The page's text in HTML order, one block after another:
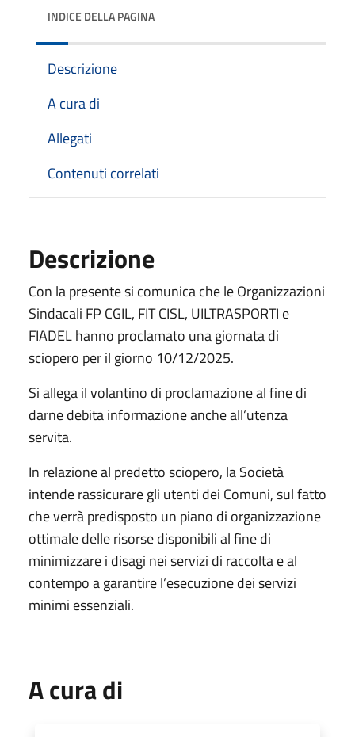
INDICE DELLA PAGINA
Descrizione
A cura di
Allegati
Contenuti correlati
Descrizione
Con la presente si comunica che le Organizzazioni
Sindacali FP CGIL, FIT CISL, UILTRASPORTI e
FIADEL hanno proclamato una giornata di
sciopero per il giorno 10/12/2025.
Si allega il volantino di proclamazione al fine di
darne debita informazione anche all’utenza
servita.
In relazione al predetto sciopero, la Società
intende rassicurare gli utenti dei Comuni, sul fatto
che verrà predisposto un piano di organizzazione
ottimale delle risorse disponibili al fine di
minimizzare i disagi nei servizi di raccolta e al
contempo a garantire l’esecuzione dei servizi
minimi essenziali.
A cura di